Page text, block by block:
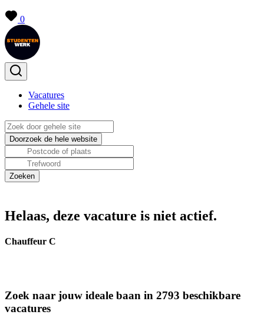
0
Vacatures
Gehele site
Helaas, deze vacature is niet actief.
Chauffeur C
Zoek naar jouw ideale baan in 2793 beschikbare
vacatures